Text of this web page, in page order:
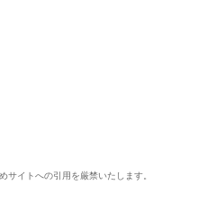
サイトへの引用を厳禁いたします。